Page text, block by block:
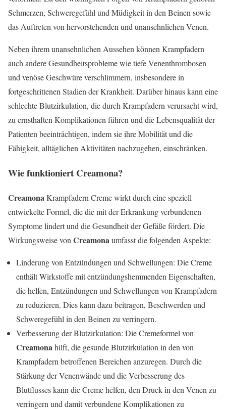
Schmerzen, Schweregefühl und Müdigkeit in den Beinen sowie
das Auftreten von hervorstehenden und unansehnlichen Venen.
Neben ihrem unansehnlichen Aussehen können Krampfadern
auch andere Gesundheitsprobleme wie tiefe Venenthrombosen
und venöse Geschwüre verschlimmern, insbesondere in
fortgeschrittenen Stadien der Krankheit. Darüber hinaus kann eine
schlechte Blutzirkulation, die durch Krampfadern verursacht wird,
zu ernsthaften Komplikationen führen und die Lebensqualität der
Patienten beeinträchtigen, indem sie ihre Mobilität und die
Fähigkeit, alltäglichen Aktivitäten nachzugehen, einschränken.
Wie funktioniert Creamona?
CreamonaKrampfadern Creme wirkt durch eine speziell
entwickelte Formel, die die mit der Erkrankung verbundenen
Symptome lindert und die Gesundheit der Gefäße fördert. Die
Wirkungsweise von Creamonaumfasst die folgenden Aspekte:
Linderung von Entzündungen und Schwellungen: Die Creme
enthält Wirkstoffe mit entzündungshemmenden Eigenschaften,
die helfen, Entzündungen und Schwellungen von Krampfadern
zu reduzieren. Dies kann dazu beitragen, Beschwerden und
Schweregefühl in den Beinen zu verringern.
Verbesserung der Blutzirkulation: Die Cremeformel von
Creamonahilft, die gesunde Blutzirkulation in den von
Krampfadern betroffenen Bereichen anzuregen. Durch die
Stärkung der Venenwände und die Verbesserung des
Blutflusses kann die Creme helfen, den Druck in den Venen zu
verringern und damit verbundene Komplikationen zu